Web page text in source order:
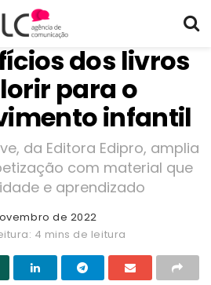
dos livros
para o
infantil
da Editora Edipro, amplia
com material que
e aprendizado
de 2022
4 mins de leitura